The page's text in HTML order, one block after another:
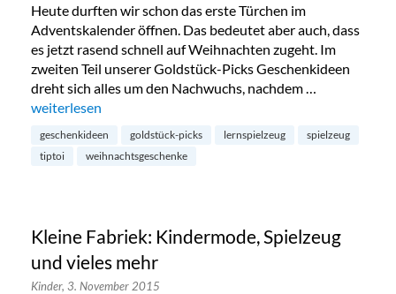
Heute durften wir schon das erste Türchen im
Adventskalender öffnen. Das bedeutet aber auch, dass
es jetzt rasend schnell auf Weihnachten zugeht. Im
zweiten Teil unserer Goldstück-Picks Geschenkideen
dreht sich alles um den Nachwuchs, nachdem …
„Redaktions-Favoriten: Weihnachtsgeschenke für Kinder“
weiterlesen
geschenkideen goldstück-picks lernspielzeug
spielzeug
tiptoi
weihnachtsgeschenke
Kleine Fabriek: Kindermode, Spielzeug
und vieles mehr
Kinder, 3. November 2015